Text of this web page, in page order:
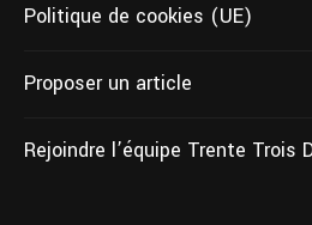
Politique de cookies (UE)
Proposer un article
Rejoindre l’équipe Trente Trois